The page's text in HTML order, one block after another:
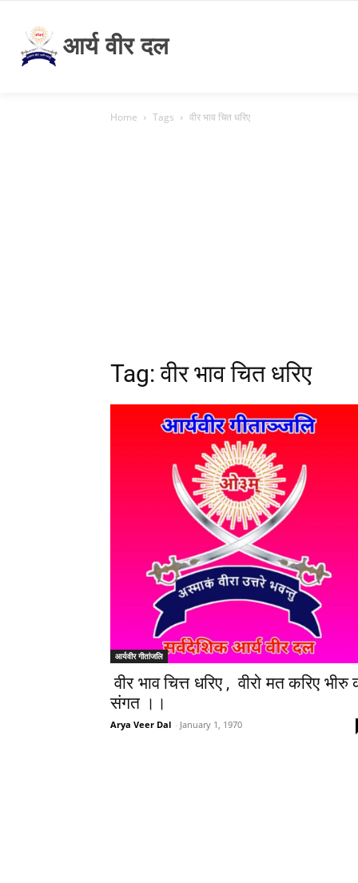
आर्य वीर दल
Home Tags वीर भाव चित धरिए
Tag: वीर भाव चित धरिए
आर्यवीर गीतांजलि
वीर भाव चित्त धरिए , वीरो मत करिए भीरु
संगत ।।
Arya Veer Dal - January 1, 1970